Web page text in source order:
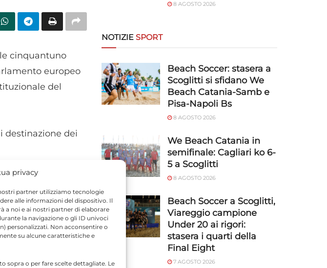
privacy
partner utilizziamo tecnologie
alle informazioni del dispositivo. Il
a noi e ai nostri partner di elaborare
la navigazione o gli ID univoci
personalizzati. Non acconsentire o
su alcune caratteristiche e
sopra o per fare scelte dettagliate. Le
cinquantuno
europeo
del
destinazione dei
8 AGOSTO 2026
NOTIZIE SPORT
Beach Soccer: stasera a
Scoglitti si sfidano We
Beach Catania-Samb e
Pisa-Napoli Bs
8 AGOSTO 2026
We Beach Catania in
semifinale: Cagliari ko 6-
5 a Scoglitti
8 AGOSTO 2026
Beach Soccer a Scoglitti,
Viareggio campione
Under 20 ai rigori:
stasera i quarti della
Final Eight
7 AGOSTO 2026